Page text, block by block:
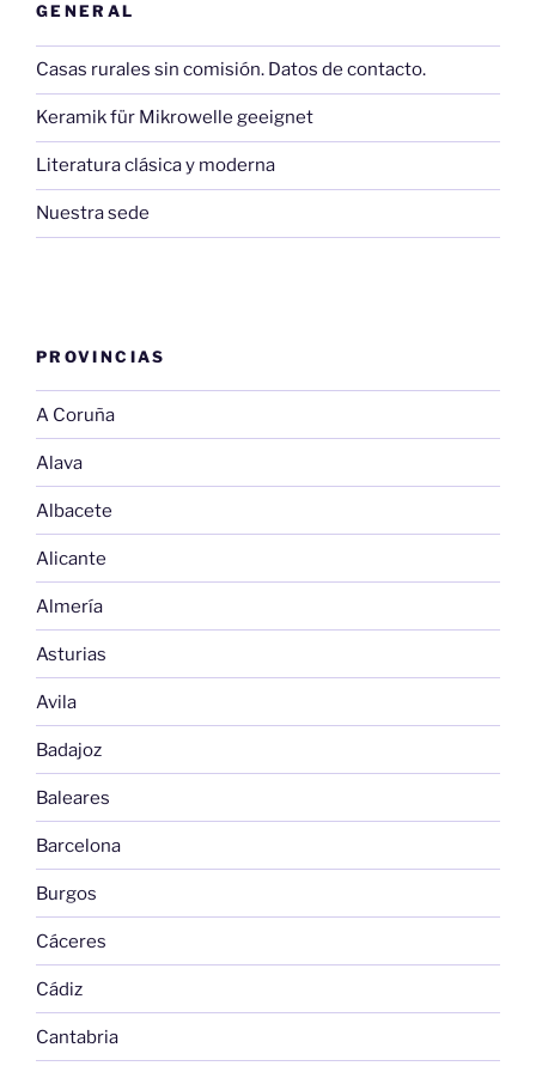
GENERAL
Casas rurales sin comisión. Datos de contacto.
Keramik für Mikrowelle geeignet
Literatura clásica y moderna
Nuestra sede
PROVINCIAS
A Coruña
Alava
Albacete
Alicante
Almería
Asturias
Avila
Badajoz
Baleares
Barcelona
Burgos
Cáceres
Cádiz
Cantabria